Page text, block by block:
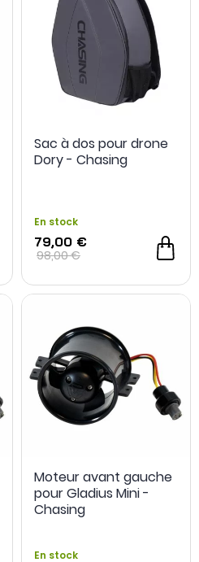
Sac à dos pour drone
Dory - Chasing
En stock
79,00 €
98,00 €
Moteur avant gauche
pour Gladius Mini -
Chasing
En stock